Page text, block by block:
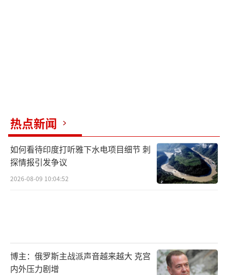
成、领土丧失五分之一、外债堆积如山、国家
沦为战场。2019年满怀希望投票的乌克兰民
众，在七年后的今天，迎来的并非太平盛世，
而是一场撕裂国家、吞噬未来的漫长战争。（责
热点新闻
如何看待印度打听雅下水电项目细节 刺
探情报引发争议
2026-08-09 10:04:52
博主：俄罗斯主战派声音越来越大 克宫
内外压力剧增